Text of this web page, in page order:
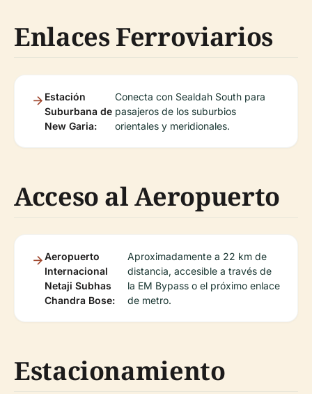
Enlaces Ferroviarios
Estación
Suburbana de
New Garia:
Conecta con Sealdah South para
pasajeros de los suburbios
orientales y meridionales.
Acceso al Aeropuerto
Aeropuerto
Internacional
Netaji Subhas
Chandra Bose:
Aproximadamente a 22 km de
distancia, accesible a través de
la EM Bypass o el próximo enlace
de metro.
Estacionamiento